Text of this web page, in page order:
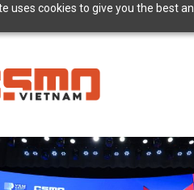
uses cookies to give you the best